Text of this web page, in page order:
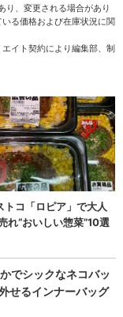
り、変更される場合があり
る価格および在庫状況に関
イト契約により編集部、制